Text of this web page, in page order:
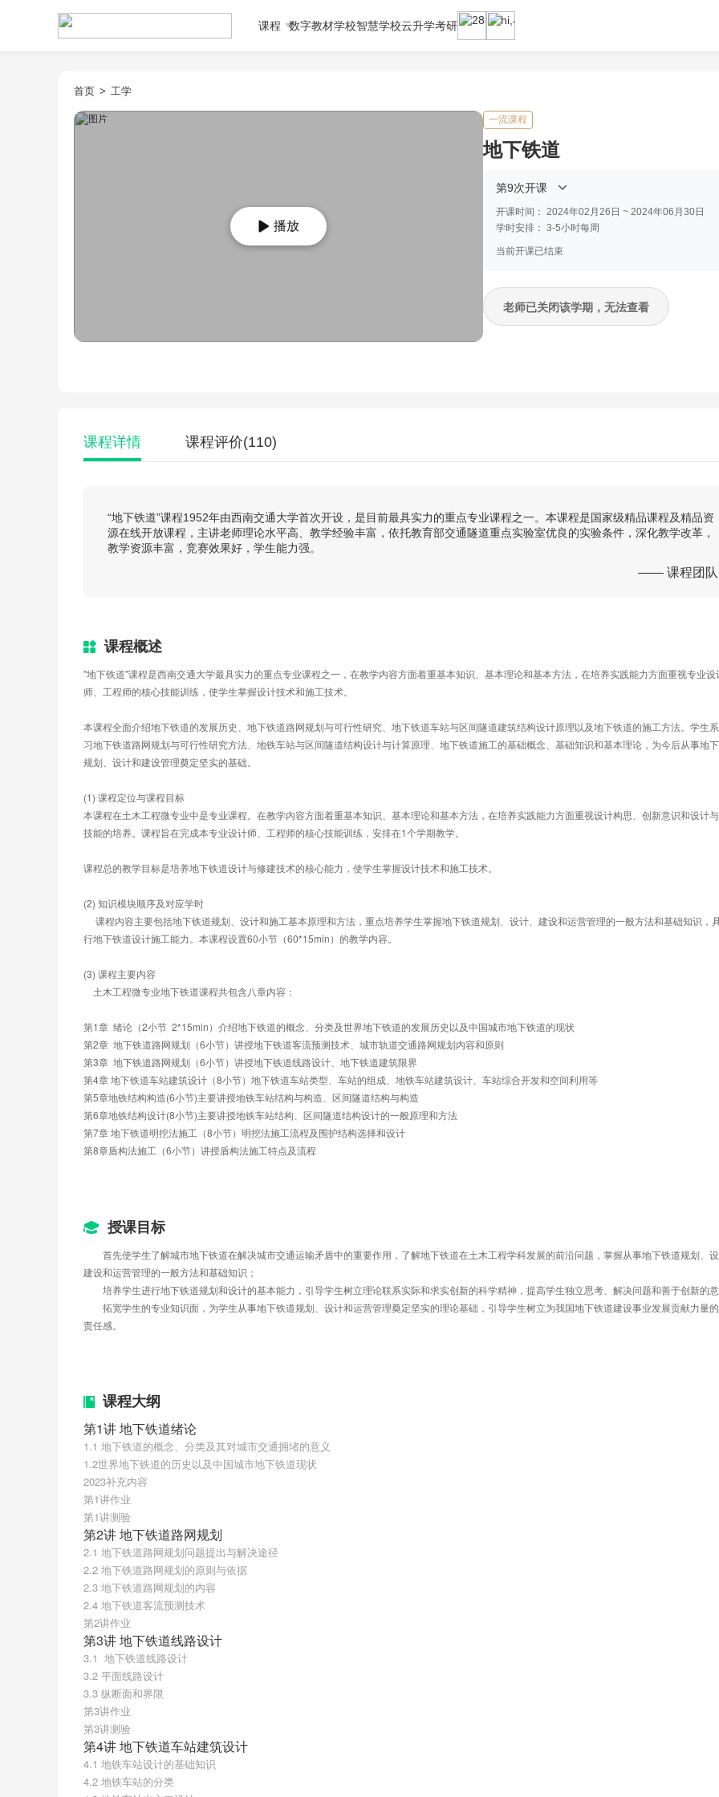
课程 数字教材学校智慧学校云升学考研
首页 > 工学
播放
一流课程
地下铁道
第9次开课
开课时间： 2024年02月26日 ~ 2024年06月30日
学时安排： 3-5小时每周
当前开课已结束
老师已关闭该学期，无法查看
课程详情 课程评价(110)
“地下铁道”课程1952年由西南交通大学首次开设，是目前最具实力的重点专业课程之一。本课程是国家级精品课程及精品资
源在线开放课程，主讲老师理论水平高、教学经验丰富，依托教育部交通隧道重点实验室优良的实验条件，深化教学改革，
教学资源丰富，竞赛效果好，学生能力强。
—— 课程团队
课程概述
"地下铁道"课程是西南交通大学最具实力的重点专业课程之一，在教学内容方面着重基本知识、基本理论和基本方法，在培养实践能力方面重视专业设
师、工程师的核心技能训练，使学生掌握设计技术和施工技术。
本课程全面介绍地下铁道的发展历史、地下铁道路网规划与可行性研究、地下铁道车站与区间隧道建筑结构设计原理以及地下铁道的施工方法。学生
习地下铁道路网规划与可行性研究方法、地铁车站与区间隧道结构设计与计算原理、地下铁道施工的基础概念、基础知识和基本理论，为今后从事地
规划、设计和建设管理奠定坚实的基础。
(1) 课程定位与课程目标
本课程在土木工程微专业中是专业课程。在教学内容方面着重基本知识、基本理论和基本方法，在培养实践能力方面重视设计构思、创新意识和设计
技能的培养。课程旨在完成本专业设计师、工程师的核心技能训练，安排在1个学期教学。
课程总的教学目标是培养地下铁道设计与修建技术的核心能力，使学生掌握设计技术和施工技术。
(2) 知识模块顺序及对应学时
课程内容主要包括地下铁道规划、设计和施工基本原理和方法，重点培养学生掌握地下铁道规划、设计、建设和运营管理的一般方法和基础知识，
行地下铁道设计施工能力。本课程设置60小节（60*15min）的教学内容。
(3) 课程主要内容
土木工程微专业地下铁道课程共包含八章内容：
第1章  绪论（2小节  2*15min）介绍地下铁道的概念、分类及世界地下铁道的发展历史以及中国城市地下铁道的现状
第2章  地下铁道路网规划（6小节）讲授地下铁道客流预测技术、城市轨道交通路网规划内容和原则
第3章  地下铁道路网规划（6小节）讲授地下铁道线路设计、地下铁道建筑限界
第4章 地下铁道车站建筑设计（8小节）地下铁道车站类型、车站的组成、地铁车站建筑设计、车站综合开发和空间利用等
第5章地铁结构构造(6小节)主要讲授地铁车站结构与构造、区间隧道结构与构造
第6章地铁结构设计(8小节)主要讲授地铁车站结构、区间隧道结构设计的一般原理和方法
第7章 地下铁道明挖法施工（8小节）明挖法施工流程及围护结构选择和设计
第8章盾构法施工（6小节）讲授盾构法施工特点及流程
授课目标
首先使学生了解城市地下铁道在解决城市交通运输矛盾中的重要作用，了解地下铁道在土木工程学科发展的前沿问题，掌握从事地下铁道规划、设
建设和运营管理的一般方法和基础知识；
培养学生进行地下铁道规划和设计的基本能力，引导学生树立理论联系实际和求实创新的科学精神，提高学生独立思考、解决问题和善于创新的意
拓宽学生的专业知识面，为学生从事地下铁道规划、设计和运营管理奠定坚实的理论基础，引导学生树立为我国地下铁道建设事业发展贡献力量
责任感。
课程大纲
第1讲 地下铁道绪论
1.1 地下铁道的概念、分类及其对城市交通拥堵的意义
1.2世界地下铁道的历史以及中国城市地下铁道现状
2023补充内容
第1讲作业
第1讲测验
第2讲 地下铁道路网规划
2.1 地下铁道路网规划问题提出与解决途径
2.2 地下铁道路网规划的原则与依据
2.3 地下铁道路网规划的内容
2.4 地下铁道客流预测技术
第2讲作业
第3讲 地下铁道线路设计
3.1  地下铁道线路设计
3.2 平面线路设计
3.3 纵断面和界限
第3讲作业
第3讲测验
第4讲 地下铁道车站建筑设计
4.1 地铁车站设计的基础知识
4.2 地铁车站的分类